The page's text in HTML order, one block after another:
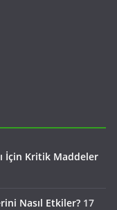
İçin Kritik Maddeler
Nasıl Etkiler? 17